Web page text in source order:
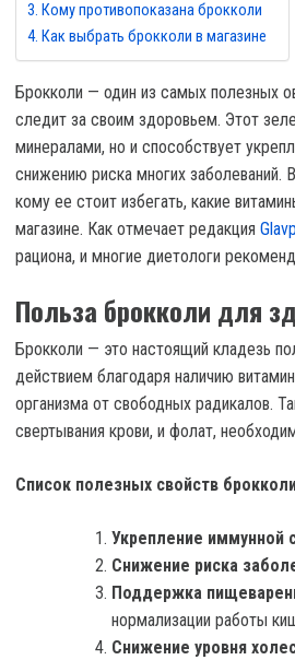
Кому противопоказана брокколи
Как выбрать брокколи в магазине
Брокколи — один из самых полезных
следит за своим здоровьем. Этот
минералами, но и способствует
снижению риска многих заболеваний.
кому ее стоит избегать, какие
магазине. Как отмечает редакция
рациона, и многие диетологи
Польза брокколи для
Брокколи — это настоящий кладезь
действием благодаря наличию
организма от свободных радикалов.
свертывания крови, и фолат,
Список полезных свойств
Укрепление иммунной
Снижение риска
Поддержка
нормализации работы
Снижение уровня